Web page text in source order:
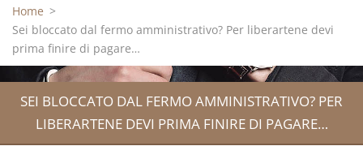
Home >
Sei bloccato dal fermo amministrativo? Per liberartene devi
prima finire di pagare…
SEI BLOCCATO DAL FERMO AMMINISTRATIVO? PER
LIBERARTENE DEVI PRIMA FINIRE DI PAGARE…